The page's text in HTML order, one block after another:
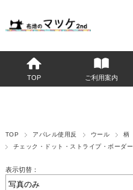
TOP ご利用案内
TOP アパレル使用反 ウール
柄
チェック・ドット・ストライプ・ボーダー
表示切替：